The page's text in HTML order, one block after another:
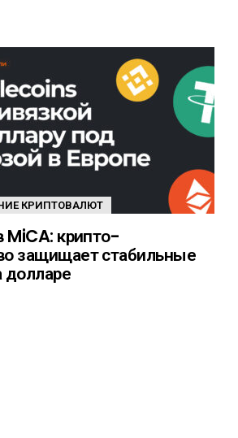
КРИПТОВАЛЮТ
MiCA: крипто-
защищает стабильные